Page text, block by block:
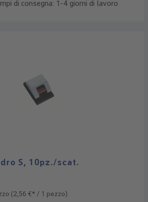
di consegna: 1-4 giorni di lavoro
S, 10pz./scat.
(2,56 €* / 1 pezzo)